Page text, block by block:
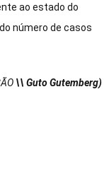
ao estado do
número de casos
\\ Guto Gutemberg)